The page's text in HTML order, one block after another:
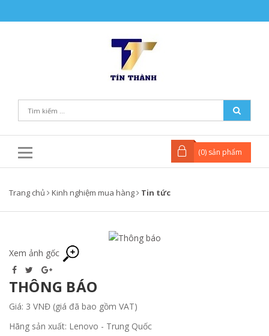
(0) sản phẩm
Trang chủ Kinh nghiệm mua hàng Tin tức
Xem ảnh gốc
THÔNG BÁO
Giá: 3 VNĐ (giá đã bao gồm VAT)
Hãng sản xuất: Lenovo - Trung Quốc